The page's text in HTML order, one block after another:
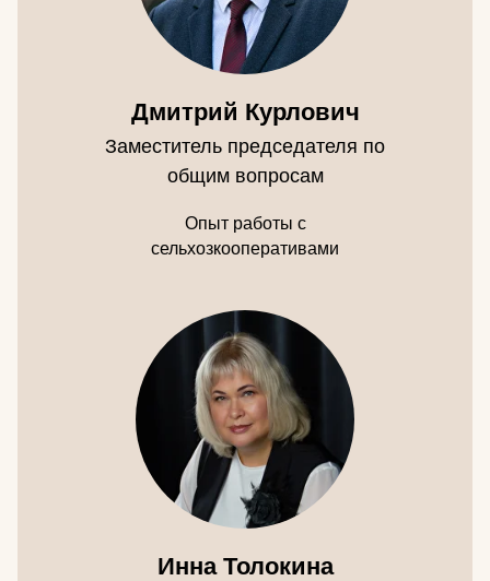
Дмитрий Курлович
Заместитель председателя по
общим вопросам
Опыт работы с
сельхозкооперативами
Инна Толокина